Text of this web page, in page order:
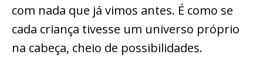
com nada que já vimos antes. É como se
cada criança tivesse um universo próprio
na cabeça, cheio de possibilidades.